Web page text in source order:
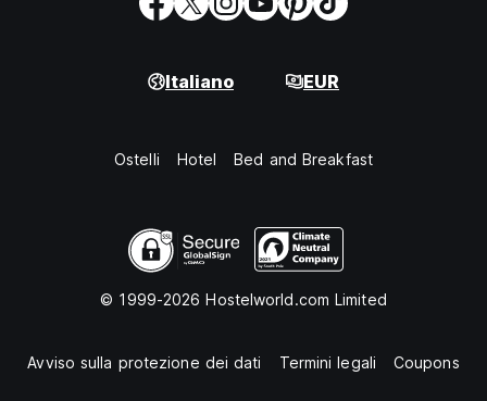
Italiano EUR
Ostelli Hotel Bed and Breakfast
© 1999-2026 Hostelworld.com Limited
Avviso sulla protezione dei dati Termini legali Coupons